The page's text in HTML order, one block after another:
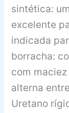
sintética:
excelente
indicada
borracha:
com
alterna
Uretano